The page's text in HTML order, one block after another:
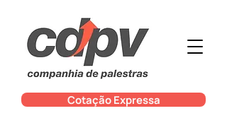
Cotação Expressa